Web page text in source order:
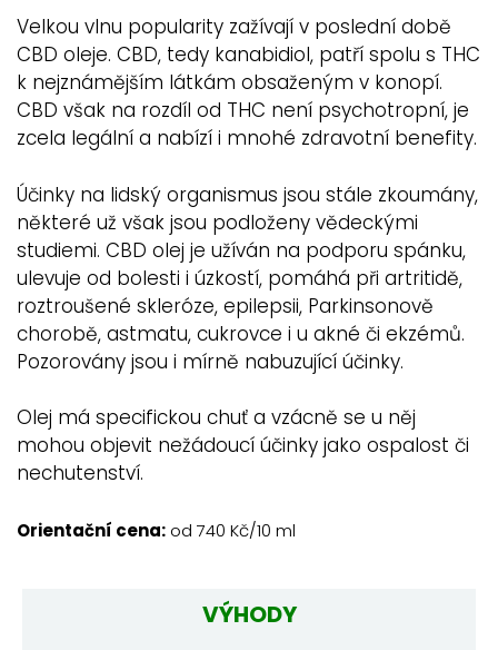
Velkou vlnu popularity zažívají v poslední době
CBD oleje. CBD, tedy kanabidiol, patří spolu s THC
k nejznámějším látkám obsaženým v konopí.
CBD však na rozdíl od THC není psychotropní, je
zcela legální a nabízí i mnohé zdravotní benefity.
Účinky na lidský organismus jsou stále zkoumány,
některé už však jsou podloženy vědeckými
studiemi. CBD olej je užíván na podporu spánku,
ulevuje od bolesti i úzkostí, pomáhá při artritidě,
roztroušené skleróze, epilepsii, Parkinsonově
chorobě, astmatu, cukrovce i u akné či ekzémů.
Pozorovány jsou i mírně nabuzující účinky.
Olej má specifickou chuť a vzácně se u něj
mohou objevit nežádoucí účinky jako ospalost či
nechutenství.
Orientační cena: od 740 Kč/10 ml
VÝHODY